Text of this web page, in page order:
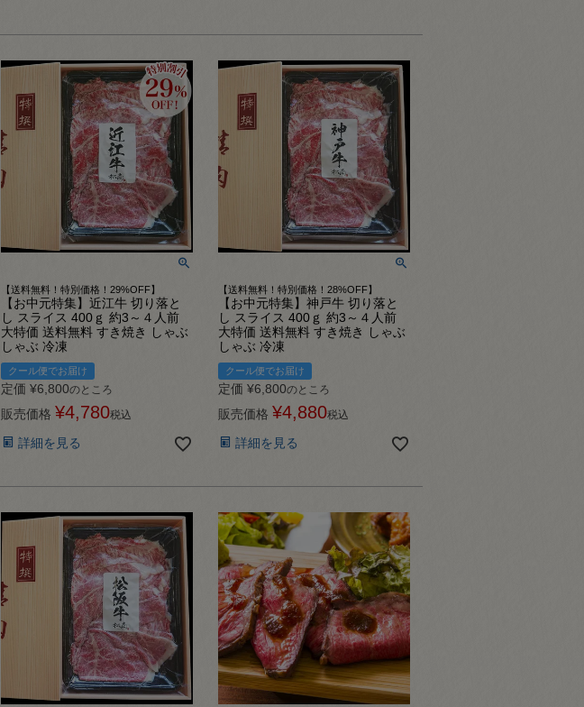
【送料無料！特別価格！29%OFF】
【お中元特集】近江牛 切り落と
し スライス 400ｇ 約3～４人前
大特価 送料無料 すき焼き しゃぶ
しゃぶ 冷凍
クール便でお届け
定価 ¥6,800のところ
販売価格 ¥4,780税込
詳細を見る
【送料無料！特別価格！28%OFF】
【お中元特集】神戸牛 切り落と
し スライス 400ｇ 約3～４人前
大特価 送料無料 すき焼き しゃぶ
しゃぶ 冷凍
クール便でお届け
定価 ¥6,800のところ
販売価格 ¥4,880税込
詳細を見る